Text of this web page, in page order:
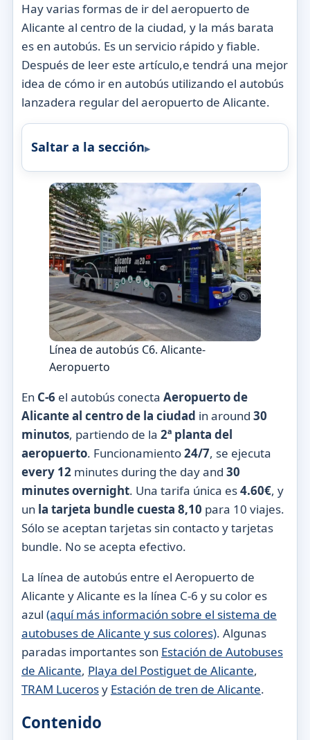
Hay varias formas de ir del aeropuerto de
Alicante al centro de la ciudad, y la más barata
es en autobús. Es un servicio rápido y fiable.
Después de leer este artículo,e tendrá una mejor
idea de cómo ir en autobús utilizando el autobús
lanzadera regular del aeropuerto de Alicante.
Saltar a la sección
Línea de autobús C6. Alicante-
Aeropuerto
En C-6 el autobús conecta Aeropuerto de
Alicante al centro de la ciudad in around 30
minutos, partiendo de la 2ª planta del
aeropuerto. Funcionamiento24/7, se ejecuta
every 12minutes during the day and 30
minutes overnight. Una tarifa única es4.60€, y
un la tarjeta bundle cuesta 8,10 para 10 viajes.
Sólo se aceptan tarjetas sin contacto y tarjetas
bundle. No se acepta efectivo.
La línea de autobús entre el Aeropuerto de
Alicante y Alicante es la línea C-6 y su color es
azul (aquí más información sobre el sistema de
autobuses de Alicante y sus colores). Algunas
paradas importantes son Estación de Autobuses
de Alicante, Playa del Postiguet de Alicante,
TRAM Lucerosy Estación de tren de Alicante.
Contenido